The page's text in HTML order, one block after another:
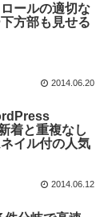
ールの適切な
方部も見せる
2014.06.20
着と重複なし
イル付の人気
2014.06.12